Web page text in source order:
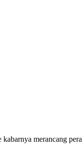
merancang